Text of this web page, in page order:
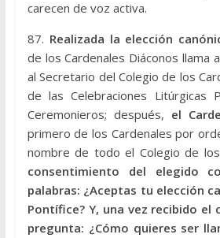
carecen de voz activa.
87. Realizada la elección
de los Cardenales Diáconos llama
al Secretario del Colegio de los
de las Celebraciones Litúrgicas
Ceremonieros; después, el
primero de los Cardenales por
nombre de todo el Colegio de
consentimiento del elegido
palabras: ¿Aceptas tu elección
Pontífice? Y, una vez recibido el
pregunta: ¿Cómo quieres ser